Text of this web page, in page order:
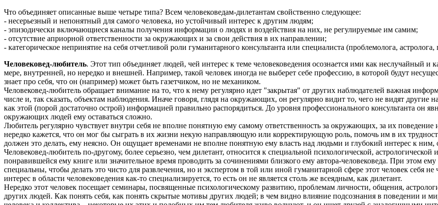
Что объединяет описанные выше четыре типа? Всем человековедам-дилетантам свойственно следующее:
- несерьезный и непонятный для самого человека, но устойчивый интерес к другим людям;
- эпизодически включающиеся каналы получения информации о людях и воздействия на них, не регулируемые им самим;
- отсутствие априорной ответственности за окружающих и за свои действия в их направлении;
- категорическое непринятие на себя отчетливой роли гуманитарного консультанта или специалиста (проблемолога, астролога,
Человековед-любитель. Этот тип объединяет людей, чей интерес к теме человековедения осознается ими как неслучайный и
мере, внутренней, но нередко и внешней. Например, такой человек иногда не выберет себе профессию, в которой будут
знает про себя, что он (например) может быть газетчиком, но не механиком.
Человековед-любитель обращает внимание на то, что к нему регулярно идет "закрытая" от других наблюдателей важная
числе и, так сказать, объектам наблюдения. Иначе говоря, глядя на окружающих, он регулярно видит то, чего не видят другие
как этой (порой достаточно острой) информацией правильно распорядиться. До уровня профессионального консультанта он
окружающих людей ему оставаться сложно.
Любитель регулярно чувствует внутри себя не вполне понятную ему самому ответственность за окружающих, за их
нередко кажется, что он мог бы сыграть в их жизни некую направляющую или корректирующую роль, помочь им в их
должен это делать, ему неясно. Он ощущает временами не вполне понятную ему власть над людьми и глубокий интерес к ним,
Человековед-любитель по-другому, более серьезно, чем дилетант, относится к специальной психологической, астрологической
понравившейся ему книге или значительное время проводить за сочинениями близкого ему автора-человековеда. При этом
специальны, чтобы делать это чисто для развлечения, но и экспертом в той или иной гуманитарной сфере этот человек себя
интерес в области человековедения как-то специализируется, то есть он не является столь же всеядным, как дилетант.
Нередко этот человек посещает семинары, посвященные психологическому развитию, проблемам личности, общения,
других людей. Как понять себя, как понять скрытые мотивы других людей; в чем видно влияние подсознания в поведении и